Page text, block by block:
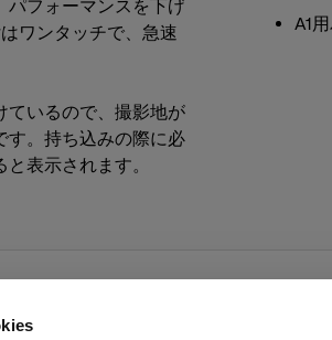
パフォーマンスを下げ
ワンタッチで、急速
ているので、撮影地が
す。持ち込みの際に必
表示されます。
A1